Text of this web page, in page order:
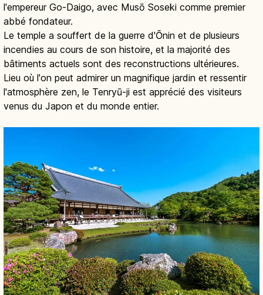
l'empereur Go-Daigo, avec Musō Soseki comme premier
abbé fondateur.
Le temple a souffert de la guerre d'Ōnin et de plusieurs
incendies au cours de son histoire, et la majorité des
bâtiments actuels sont des reconstructions ultérieures.
Lieu où l'on peut admirer un magnifique jardin et ressentir
l'atmosphère zen, le Tenryū-ji est apprécié des visiteurs
venus du Japon et du monde entier.